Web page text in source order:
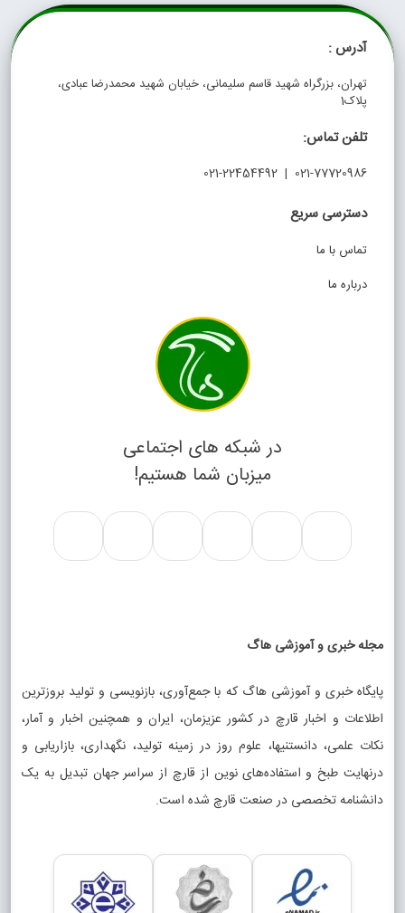
آدرس :
تهران، بزرگراه شهید قاسم سلیمانی، خیابان شهید محمدرضا عبادی،
پلاک1
تلفن تماس:
021-77720986 | 021-22454492
دسترسی سریع
تماس با ما
درباره ما
در شبکه های اجتماعی
میزبان شما هستیم!
مجله خبری و آموزشی هاگ
پایگاه خبری و آموزشی هاگ که با جمع‌آوری، بازنویسی و تولید بروزترین
اطلاعات و اخبار قارچ در کشور عزیزمان، ایران و همچنین اخبار و آمار،
نکات علمی، دانستنیها، علوم روز در زمینه تولید، نگهداری، بازاریابی و
درنهایت طبخ و استفاده‌های نوین از قارچ از سراسر جهان تبدیل به یک
دانشنامه تخصصی در صنعت قارچ شده است.